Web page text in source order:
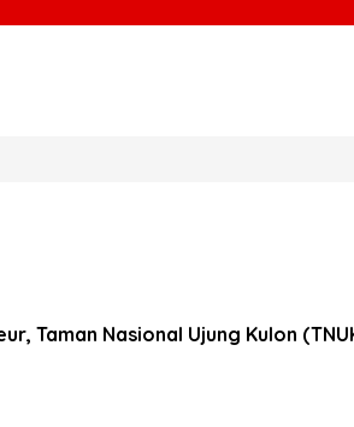
Taman Nasional Ujung Kulon